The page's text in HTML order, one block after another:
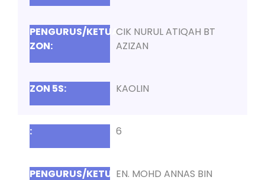
CIK NURUL ATIQAH BT
AZIZAN
KAOLIN
6
EN. MOHD ANNAS BIN